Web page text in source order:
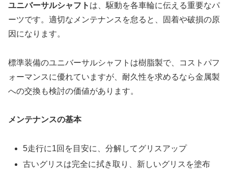
ユニバーサルシャフト は、駆動を各車輪に伝える重要なパ
ーツです。適切なメンテナンスを怠ると、固着や破損の原
因になります。
標準装備のユニバーサルシャフトは樹脂製で、コストパフ
ォーマンスに優れていますが、耐久性を求めるなら金属製
への交換も検討の価値があります。
メンテナンスの基本
5走行に1回を目安に、分解してグリスアップ
古いグリスは完全に拭き取り、新しいグリスを塗布